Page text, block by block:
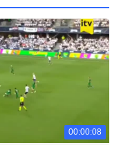
00:00:08